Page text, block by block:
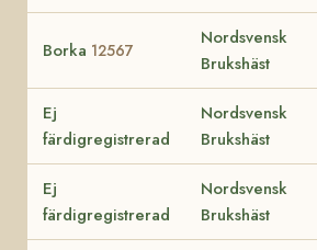
Borka 12567
Nordsvensk
Brukshäst
Ej
färdigregistrerad
Nordsvensk
Brukshäst
Ej
färdigregistrerad
Nordsvensk
Brukshäst